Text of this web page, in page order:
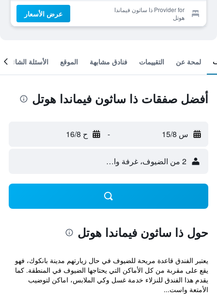
Provider for ذا ساثون فيماندا
هوتل
عرض الأسعار
لمحة عن التقييمات فنادق مشابهة الموقع الأسئلة الشائعة
أفضل صفقات ذا ساثون فيماندا هوتل
س 15/8 - ح 16/8
2 من الضيوف، غرفة واحدة
حول ذا ساثون فيماندا هوتل
يعتبر الفندق قاعدة مريحة للضيوف في حال زيارتهم مدينة بانكوك، فهو
يقع على مقربة من كل الأماكن التي يحتاجها الضيوف في المنطقة. كما
يقدم هذا الفندق للنزلاء خدمة غسل وكي الملابس، اماكن لتوضيب
الأمتعة واست...